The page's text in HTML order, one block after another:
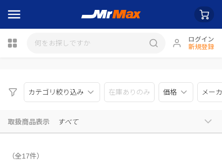
ログイン
新規登録
カテゴリ絞り込み 在庫ありのみ 価格 メー
取扱商品表示 すべて
（全17件）